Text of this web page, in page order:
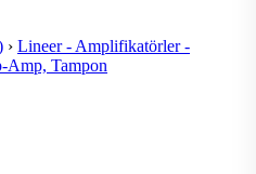
› Lineer - Amplifikatörler -
Amp, Tampon